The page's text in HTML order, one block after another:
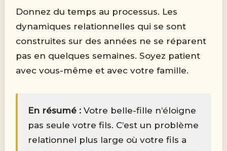
Donnez du temps au processus. Les
dynamiques relationnelles qui se sont
construites sur des années ne se réparent
pas en quelques semaines. Soyez patient
avec vous-même et avec votre famille.
En résumé : Votre belle-fille n’éloigne
pas seule votre fils. C’est un problème
relationnel plus large où votre fils a